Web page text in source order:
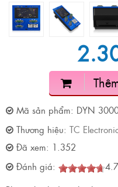
Mã sản phẩm: DYN
Thương hiệu: TC
Đã xem: 1.352
Đánh giá:
4.7